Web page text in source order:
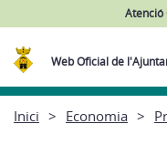
Atenció
Web Oficial de
Inici Economia